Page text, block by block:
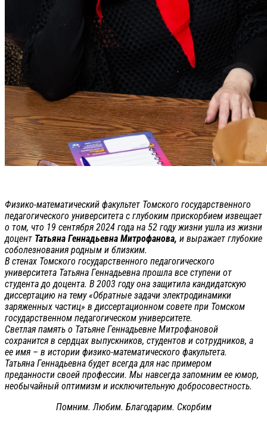
Физико-математический факультет Томского государственного
педагогического университета с глубоким прискорбием извещает
о том, что 19 сентября 2024 года на 52 году жизни ушла из жизни
доцент Татьяна Геннадьевна Митрофанова, и выражает глубокие
соболезнования родным и близким.
В стенах Томского государственного педагогического
университета Татьяна Геннадьевна прошла все ступени от
студента до доцента. В 2003 году она защитила кандидатскую
диссертацию на тему «Обратные задачи электродинамики
заряженных частиц» в диссертационном совете при Томском
государственном педагогическом университете.
Светлая память о Татьяне Геннадьевне Митрофановой
сохранится в сердцах выпускников, студентов и сотрудников, а
ее имя – в истории физико-математического факультета.
Татьяна Геннадьевна будет всегда для нас примером
преданности своей профессии. Мы навсегда запомним ее юмор,
необычайный оптимизм и исключительную добросовестность.
Помним. Любим. Благодарим. Скорбим